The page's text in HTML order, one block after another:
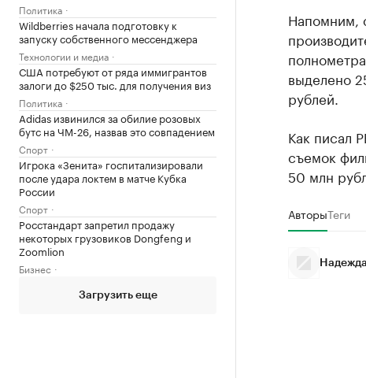
Политика
Wildberries начала подготовку к
запуску собственного мессенджера
Технологии и медиа
США потребуют от ряда иммигрантов
залоги до $250 тыс. для получения виз
Политика
Adidas извинился за обилие розовых
бутс на ЧМ-26, назвав это совпадением
Спорт
Игрока «Зенита» госпитализировали
после удара локтем в матче Кубка
России
Спорт
Росстандарт запретил продажу
некоторых грузовиков Dongfeng и
Zoomlion
Бизнес
Загрузить еще
Напомним,
выделено
рублей.
Как писал
съемок
50 млн
АвторыТеги